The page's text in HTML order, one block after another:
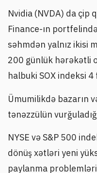
Nvidia (NVDA) da çip
Finance-ın
səhmdən yalnız ikisi
200 günlük hərəkətli
halbuki SOX indeksi 4
Ümumilikdə bazarın
tənəzzülün
NYSE və S&P 500
dönüş xətləri yeni
paylanma